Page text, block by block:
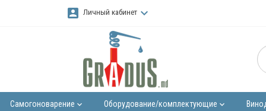
account_box Личный кабинетkeyboard_arrow_down
Самогоноварение keyboard_arrow_down Оборудование/комплектующие keyboard_arrow_down